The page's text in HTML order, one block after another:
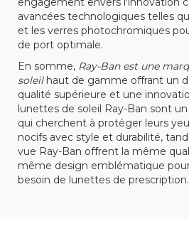
avancées technologiques telles
et les verres photochromiques
de port optimale.
En somme, Ray-Ban est une
soleilhaut de gamme offrant un
qualité supérieure et une
lunettes de soleil Ray-Ban sont
qui cherchent à protéger leurs
nocifs avec style et durabilité,
vue Ray-Ban offrent la même
même design emblématique
besoin de lunettes de prescription.